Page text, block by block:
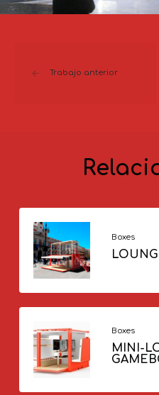
Trabajo anterior
Boxes
Boxes
MINI-